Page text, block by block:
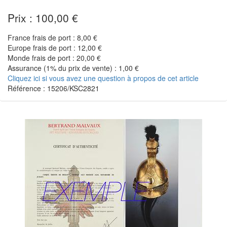
Prix : 100,00 €
France frais de port : 8,00 €
Europe frais de port : 12,00 €
Monde frais de port : 20,00 €
Assurance (1% du prix de vente) : 1,00 €
Cliquez ici si vous avez une question à propos de cet article
Référence : 15206/KSC2821